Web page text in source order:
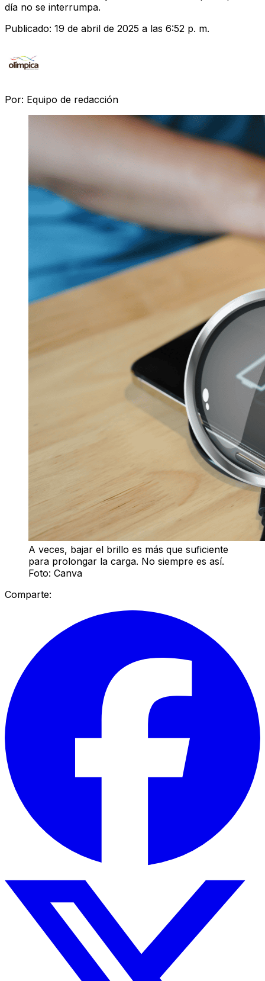
día no se interrumpa.
Publicado: 19 de abril de 2025 a las 6:52 p. m.
Por: Equipo de redacción
A veces, bajar el brillo es más que suficiente
para prolongar la carga. No siempre es así.
Foto: Canva
Comparte: